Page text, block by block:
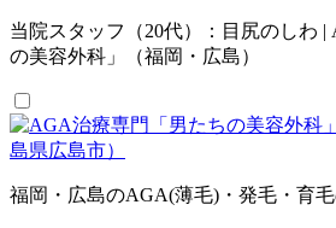
当院スタッフ（20代）：目尻のしわ
の美容外科」（福岡・広島）
福岡・広島のAGA(薄毛)・発毛・育